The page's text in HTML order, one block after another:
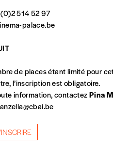
514 52 97
palace.be
de places étant limité pour
l’inscription est obligatoire.
information, contactezPina